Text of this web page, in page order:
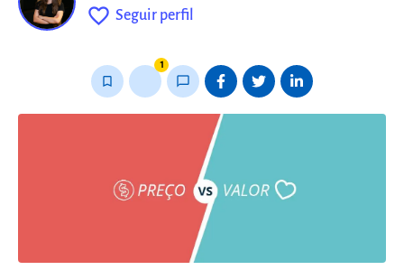
favorite_outline Seguir perfil
bookmark_border
1
chat_bubble_outline